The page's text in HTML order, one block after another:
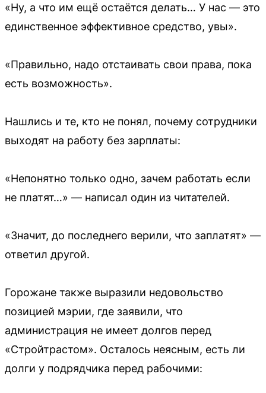
«Ну, а что им ещё остаётся делать… У нас — это
единственное эффективное средство, увы».
«Правильно, надо отстаивать свои права, пока
есть возможность».
Нашлись и те, кто не понял, почему сотрудники
выходят на работу без зарплаты:
«Непонятно только одно, зачем работать если
не платят…» — написал один из читателей.
«Значит, до последнего верили, что заплатят» —
ответил другой.
Горожане также выразили недовольство
позицией мэрии, где заявили, что
администрация не имеет долгов перед
«Стройтрастом». Осталось неясным, есть ли
долги у подрядчика перед рабочими: